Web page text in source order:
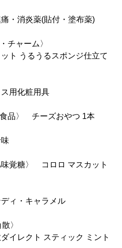
炎薬(貼付・塗布薬)
ャーム〉
るスポンジ仕立て
化粧用具
品〉 チーズおやつ 1本
覚糖〉 コロロ マスカット
・キャラメル
〉
スティック ミント